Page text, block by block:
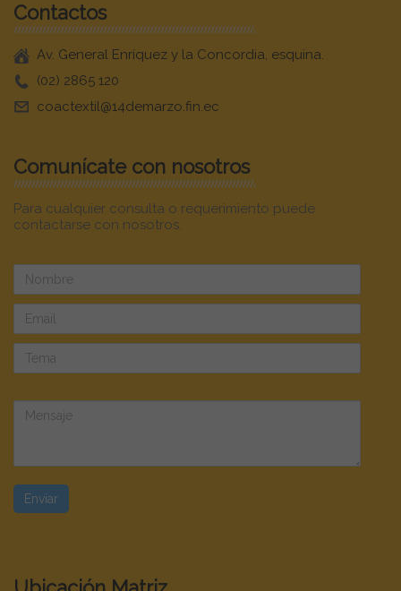
Contactos
Av. General Enríquez y la Concordia, esquina.
(02) 2865 120
coactextil@14demarzo.fin.ec
Comunícate con nosotros
Para cualquier consulta o requerimiento puede
contactarse con nosotros.
Nombre
Email
Tema
Mensaje